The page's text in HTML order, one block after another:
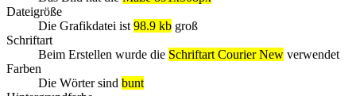
Dateigröße
Die Grafikdatei ist 98.9 kb groß
Schriftart
Beim Erstellen wurde die Schriftart Courier New verwendet
Farben
Die Wörter sind bunt